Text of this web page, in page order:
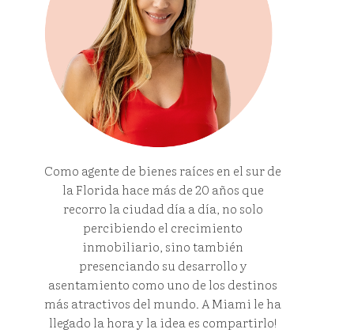
Como agente de bienes raíces en el sur de
la Florida hace más de 20 años que
recorro la ciudad día a día, no solo
percibiendo el crecimiento
inmobiliario, sino también
presenciando su desarrollo y
asentamiento como uno de los destinos
más atractivos del mundo. A Miami le ha
llegado la hora y la idea es compartirlo!